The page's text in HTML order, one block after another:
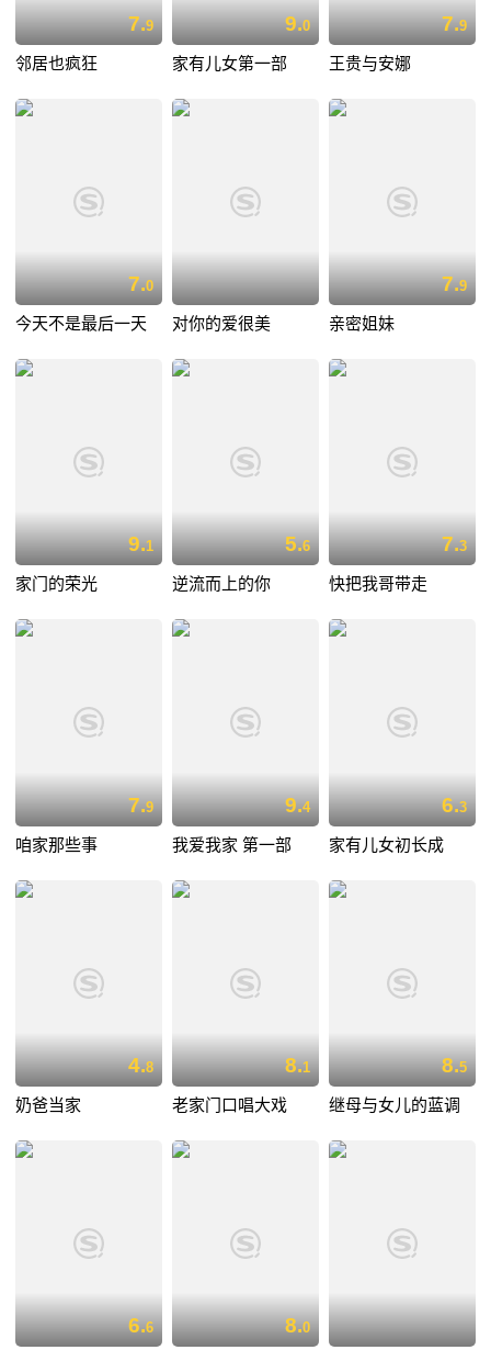
7.9
邻居也疯狂
9.0
家有儿女第一部
7.9
王贵与安娜
7.0
今天不是最后一天 对你的爱很美
7.9
亲密姐妹
9.1
家门的荣光
5.6
逆流而上的你
7.3
快把我哥带走
7.9
咱家那些事
9.4
我爱我家 第一部
6.3
家有儿女初长成
4.8
奶爸当家
8.1
老家门口唱大戏
8.5
继母与女儿的蓝调
6.6 8.0